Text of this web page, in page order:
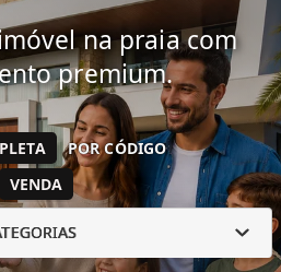
na praia com
premium.
VENDA
POR CÓDIGO